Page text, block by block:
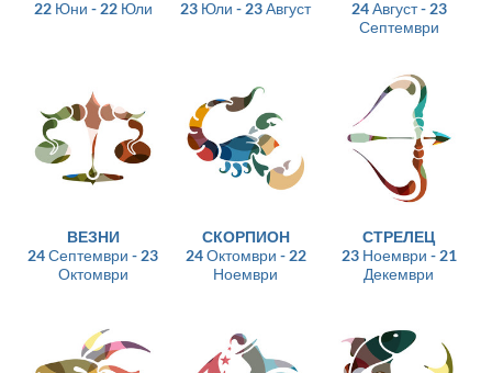
22 Юни - 22 Юли
23 Юли - 23 Август
24 Август - 23
Септември
ВЕЗНИ
24 Септември - 23
Октомври
СКОРПИОН
24 Октомври - 22
Ноември
СТРЕЛЕЦ
23 Ноември - 21
Декември